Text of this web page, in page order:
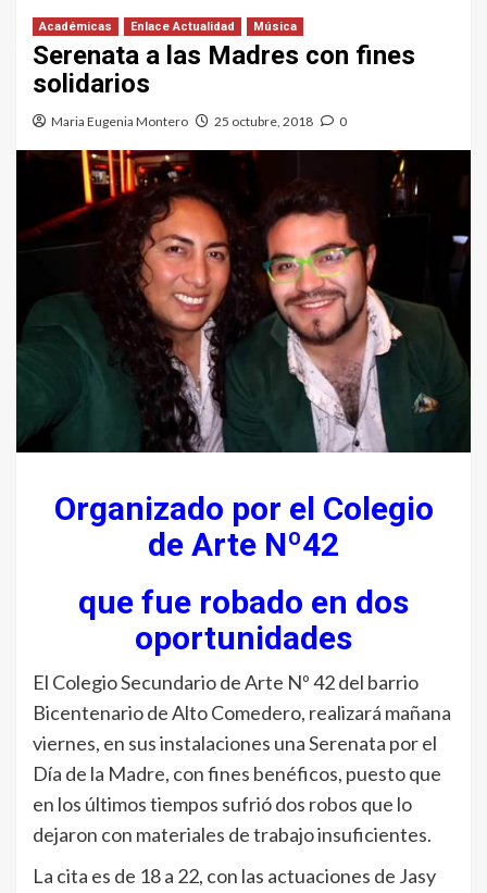
Académicas Enlace Actualidad Música
Serenata a las Madres con fines
solidarios
Maria Eugenia Montero 25 octubre, 2018 0
Organizado por el Colegio
de Arte Nº42
que fue robado en dos
oportunidades
El Colegio Secundario de Arte Nº 42 del barrio
Bicentenario de Alto Comedero, realizará mañana
viernes, en sus instalaciones una Serenata por el
Día de la Madre, con fines benéficos, puesto que
en los últimos tiempos sufrió dos robos que lo
dejaron con materiales de trabajo insuficientes.
La cita es de 18 a 22, con las actuaciones de Jasy